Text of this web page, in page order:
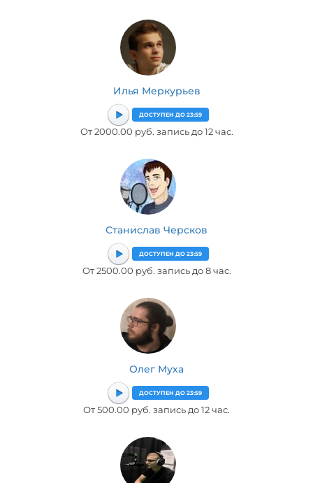
Илья Меркурьев
ДОСТУПЕН ДО 23:59
От 2000.00 руб. запись до 12 час.
Станислав Черсков
ДОСТУПЕН ДО 23:59
От 2500.00 руб. запись до 8 час.
Олег Муха
ДОСТУПЕН ДО 23:59
От 500.00 руб. запись до 12 час.